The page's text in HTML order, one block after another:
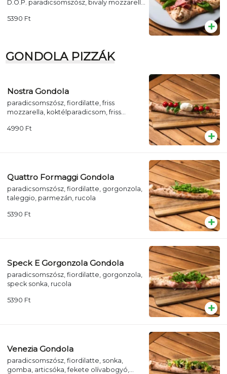
D.O.P. paradicsomszósz, bivaly mozzarella
5390 Ft
GONDOLA PIZZÁK
Nostra Gondola
paradicsomszósz, fiordilatte, friss
mozzarella, koktélparadicsom, friss
4990 Ft
Quattro Formaggi Gondola
paradicsomszósz, fiordilatte, gorgonzola,
taleggio, parmezán, rucola
5390 Ft
Speck E Gorgonzola Gondola
paradicsomszósz, fiordilatte, gorgonzola,
speck sonka, rucola
5390 Ft
Venezia Gondola
paradicsomszósz, fiordilatte, sonka,
gomba, articsóka, fekete olívabogyó,